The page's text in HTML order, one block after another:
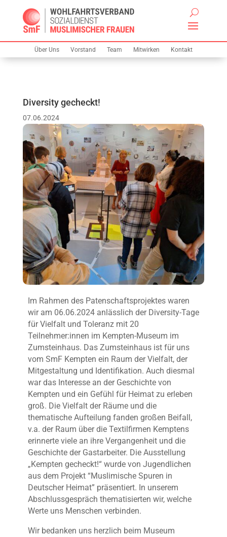
Über Uns Vorstand Team Mitwirken Kontakt
Diversity gecheckt!
07.06.2024
Im Rahmen des Patenschaftsprojektes waren
wir am 06.06.2024 anlässlich der Diversity-Tage
für Vielfalt und Toleranz mit 20
Teilnehmer:innen im Kempten-Museum im
Zumsteinhaus. Das Zumsteinhaus ist für uns
vom SmF Kempten ein Raum der Vielfalt, der
Mitgestaltung und Identifikation. Auch diesmal
war das Interesse an der Geschichte von
Kempten und ein Gefühl für Heimat zu erleben
groß. Die Vielfalt der Räume und die
thematische Aufteilung fanden großen Beifall,
v.a. der Raum über die Textilfirmen Kemptens
erinnerte viele an ihre Vergangenheit und die
Geschichte der Gastarbeiter. Die Ausstellung
„Kempten gecheckt!“ wurde von Jugendlichen
aus dem Projekt “Muslimische Spuren in
Deutscher Heimat” präsentiert. In unserem
Abschlussgespräch thematisierten wir, welche
Werte uns Menschen verbinden.
Wir bedanken uns herzlich beim Museum